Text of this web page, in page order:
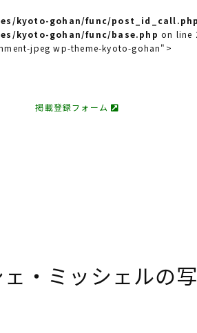
kyoto-gohan/func/post_id_call.php
kyoto-gohan/func/base.php on line
jpeg wp-theme-kyoto-gohan">
掲載登録フォーム
・ミッシェルの